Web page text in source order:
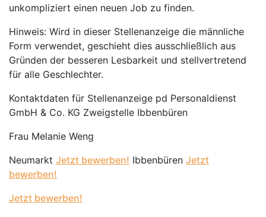
unkompliziert einen neuen Job zu finden.
Hinweis: Wird in dieser Stellenanzeige die männliche
Form verwendet, geschieht dies ausschließlich aus
Gründen der besseren Lesbarkeit und stellvertretend
für alle Geschlechter.
Kontaktdaten für Stellenanzeige pd Personaldienst
GmbH & Co. KG Zweigstelle Ibbenbüren
Frau Melanie Weng
Neumarkt Jetzt bewerben! Ibbenbüren Jetzt
bewerben!
Jetzt bewerben!